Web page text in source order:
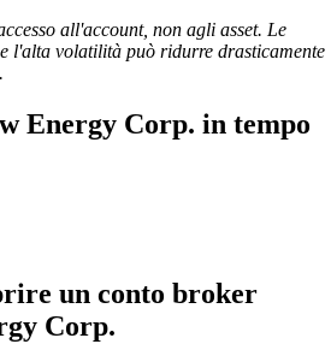
all'account, non agli asset. Le
l'alta volatilità può ridurre drasticamente
Energy Corp. in tempo
un conto broker
Corp.